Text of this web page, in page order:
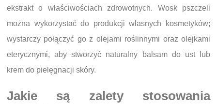
ekstrakt o właściwościach zdrowotnych. Wosk pszczeli
można wykorzystać do produkcji własnych kosmetyków;
wystarczy połączyć go z olejami roślinnymi oraz olejkami
eterycznymi, aby stworzyć naturalny balsam do ust lub
krem do pielęgnacji skóry.
Jakie są zalety stosowania